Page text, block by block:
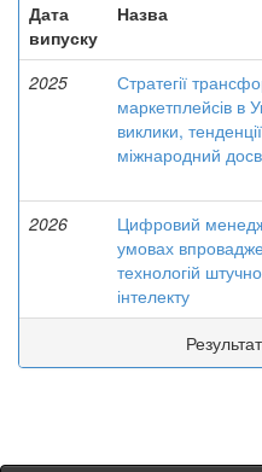
Дата
випуску
Назва
2025
Стратегії
маркетплейсів в
виклики,
міжнародний
2026
Цифровий
умовах
технологій
інтелекту